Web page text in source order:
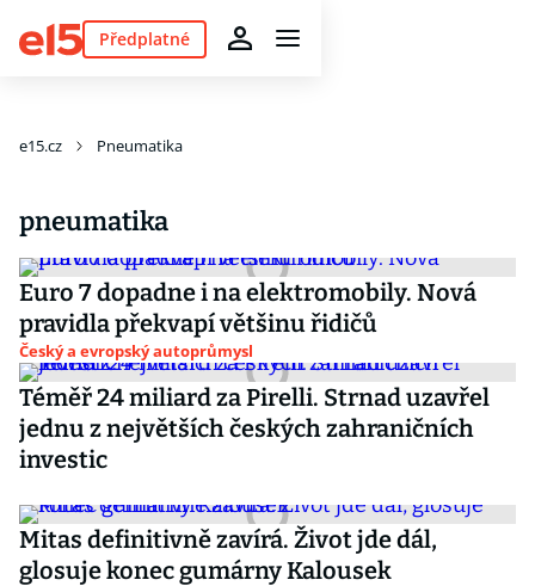
Předplatné
e15.cz Pneumatika
pneumatika
Euro 7 dopadne i na elektromobily. Nová
pravidla překvapí většinu řidičů
Český a evropský autoprůmysl
Téměř 24 miliard za Pirelli. Strnad uzavřel
jednu z největších českých zahraničních
investic
Mitas definitivně zavírá. Život jde dál,
glosuje konec gumárny Kalousek